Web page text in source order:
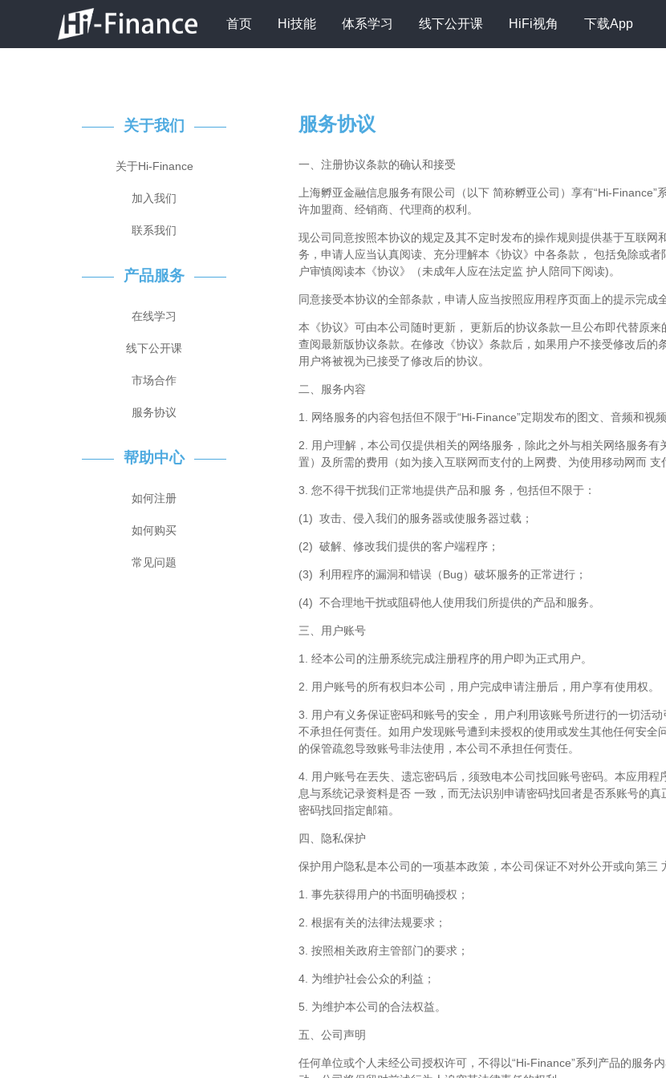
首页 Hi技能 体系学习 线下公开课 HiFi视角 下载App
关于我们
关于Hi-Finance
加入我们
联系我们
产品服务
在线学习
线下公开课
市场合作
服务协议
帮助中心
如何注册
如何购买
常见问题
服务协议
一、注册协议条款的确认和接受
上海孵亚金融信息服务有限公司（以下 简称孵亚公司）享有“Hi-
许加盟商、经销商、代理商的权利。
现公司同意按照本协议的规定及其不定时发布的操作规则提供基于互联网
务，申请人应当认真阅读、充分理解本《协议》中各条款， 包括免除或
户审慎阅读本《协议》（未成年人应在法定监 护人陪同下阅读)。
同意接受本协议的全部条款，申请人应当按照应用程序页面上的提示完成
本《协议》可由本公司随时更新， 更新后的协议条款一旦公布即代替原
查阅最新版协议条款。在修改《协议》条款后，如果用户不接受修改后
用户将被视为已接受了修改后的协议。
二、服务内容
1. 网络服务的内容包括但不限于“Hi-Finance”定期发布的图文、音频和视频
2. 用户理解，本公司仅提供相关的网络服务，除此之外与相关网络服务
置）及所需的费用（如为接入互联网而支付的上网费、为使用移动网而 支
3. 您不得干扰我们正常地提供产品和服 务，包括但不限于：
(1) 攻击、侵入我们的服务器或使服务器过载；
(2) 破解、修改我们提供的客户端程序；
(3) 利用程序的漏洞和错误（Bug）破坏服务的正常进行；
(4) 不合理地干扰或阻碍他人使用我们所提供的产品和服务。
三、用户账号
1. 经本公司的注册系统完成注册程序的用户即为正式用户。
2. 用户账号的所有权归本公司，用户完成申请注册后，用户享有使用权。
3. 用户有义务保证密码和账号的安全， 用户利用该账号所进行的一切活
不承担任何责任。如用户发现账号遭到未授权的使用或发生其他任何安
的保管疏忽导致账号非法使用，本公司不承担任何责任。
4. 用户账号在丟失、遗忘密码后，须致电本公司找回账号密码。本应用
息与系统记录资料是否 一致，而无法识别申请密码找回者是否系账号的
密码找回指定邮箱。
四、隐私保护
保护用户隐私是本公司的一项基本政策，本公司保证不对外公开或向第三
1. 事先获得用户的书面明确授权；
2. 根据有关的法律法规要求；
3. 按照相关政府主管部门的要求；
4. 为维护社会公众的利益；
5. 为维护本公司的合法权益。
五、公司声明
任何单位或个人未经公司授权许可，不得以“Hi-Finance”系列产品的服务